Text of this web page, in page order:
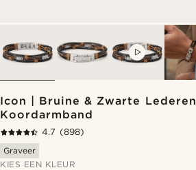
Icon | Bruine & Zwarte Lederen
Koordarmband
4.7 (898)
Graveer
KIES EEN KLEUR